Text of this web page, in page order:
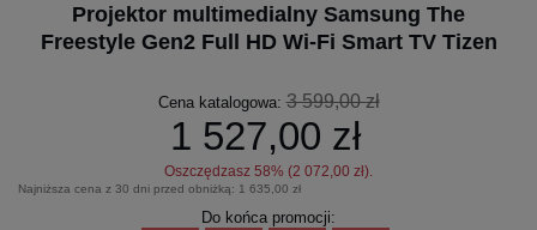
Projektor multimedialny Samsung The
Freestyle Gen2 Full HD Wi-Fi Smart TV Tizen
Cena katalogowa:3 599,00 zł
1 527,00 zł
Oszczędzasz 58% (2 072,00 zł).
Najniższa cena z 30 dni przed obniżką: 1 635,00 zł
Do końca promocji: